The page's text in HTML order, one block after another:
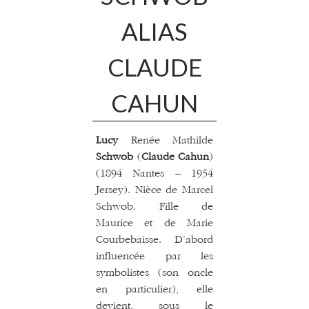
ALIAS
CLAUDE
CAHUN
LucyRenée Mathilde
Schwob(Claude Cahun)
(1894 Nantes – 1954
Jersey). Nièce de Marcel
Schwob. Fille de
Maurice et de Marie
Courbebaisse. D’abord
influencée par les
symbolistes (son oncle
en particulier), elle
devient, sous le